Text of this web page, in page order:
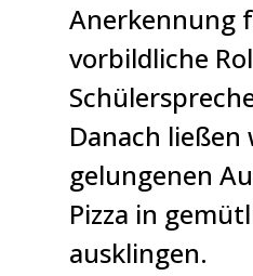
Anerkennung
vorbildliche
Danach ließen
gelungenen
Pizza in
ausklingen.